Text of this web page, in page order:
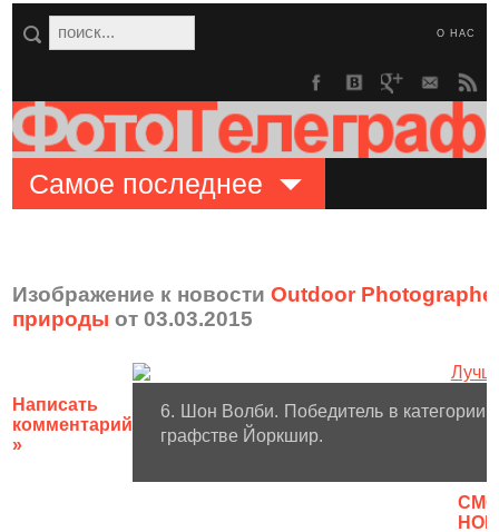
О НАС
Самое последнее
Изображение к новостиOutdoor
природы от 03.03.2015
Написать
комментарий
»
6. Шон Волби. Победитель в
графстве Йоркшир.